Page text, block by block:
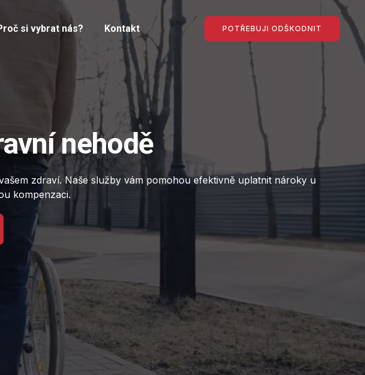
si vybrat nás? Kontakt POTŘEBUJI ODŠKODNIT
nehodě
zdraví. Naše služby vám pomohou efektivně uplatnit nároky u
kompenzaci.